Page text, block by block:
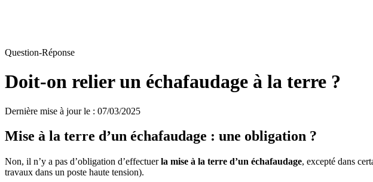
Question-Réponse
Doit-on relier un échafaudage à la terre ?
Dernière mise à jour le : 07/03/2025
Mise à la terre d’un échafaudage : une obligation ?
Non, il n’y a pas d’obligation d’effectuerla mise à la terre d’un échafaudage, excepté dans
travaux dans un poste haute tension).